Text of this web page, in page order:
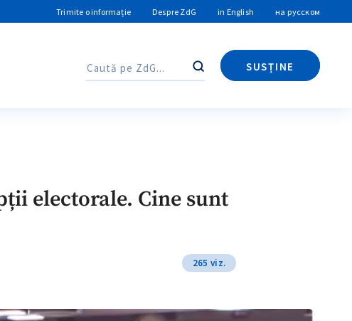
Trimite o informație Despre ZdG in English на русском
Caută
SUSȚINE
Caută
electorale. Cine sunt
265 viz.